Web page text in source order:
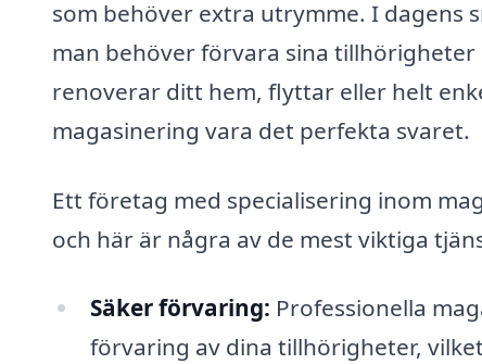
som behöver extra utrymme. I dagens
man behöver förvara sina
renoverar ditt hem, flyttar eller helt
magasinering vara det perfekta svaret.
Ett företag med specialisering inom
och här är några av de mest viktiga
Säker förvaring: Professionella
förvaring av dina tillhörigheter,